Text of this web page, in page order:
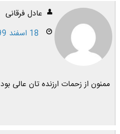
عادل فرقانی
18 اسفند 1399
ممنون از زحمات ارزنده تان عالی بود